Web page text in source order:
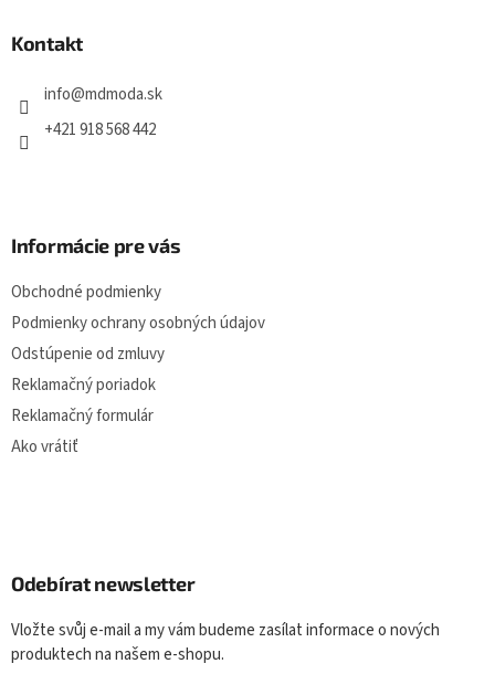
Kontakt
info@mdmoda.sk
+421 918 568 442
Informácie pre vás
Obchodné podmienky
Podmienky ochrany osobných údajov
Odstúpenie od zmluvy
Reklamačný poriadok
Reklamačný formulár
Ako vrátiť
Odebírat newsletter
Vložte svůj e-mail a my vám budeme zasílat informace o nových
produktech na našem e-shopu.